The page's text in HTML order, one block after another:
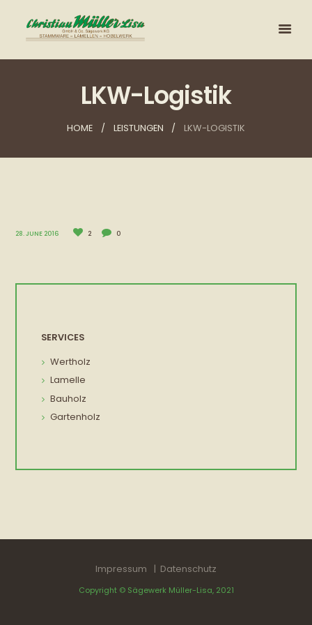
LKW-Logistik
HOME LEISTUNGEN LKW-LOGISTIK
28. JUNE 2016 2 0
SERVICES
Wertholz
Lamelle
Bauholz
Gartenholz
Impressum Datenschutz
Copyright © Sägewerk Müller-Lisa, 2021